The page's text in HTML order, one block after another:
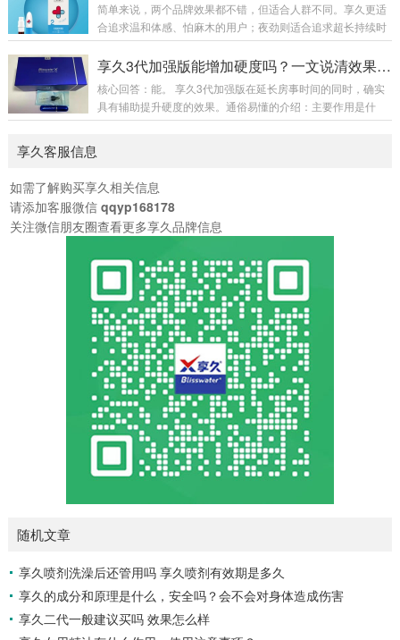
果。喷涂用量：常规单次喷涂 2 下，初次体质敏感者先用 1 下
试探。喷涂位置：对准龟头冠状沟部位均匀喷洒，避开尿道
到峰值。事前清洗：吸收完成后用清水...
简单来说，两个品牌效果都不错，但适合人群不同。享久更适
合追求温和体感、怕麻木的用户；夜劲则适合追求超长持续时
间、能接受稍强体感的用户。一、核心效果对比对比维度享久
夜劲主要成分丁香、达米阿那、人参、绿茶、淫羊藿等天然植
作用原理暂时降低龟头敏感度，同时添加增加快感的成分，实
现“一升一降”同样通过降低敏感度并增加快感成分来延长房事
享久3代加强版能增加硬度吗？一文说清效果与原理
核心回答：能。 享久3代加强版在延长房事时间的同时，确实
具有辅助提升硬度的效果。通俗易懂的介绍：主要作用是什
么？它是一款男性外用延时喷剂，核心功能是降低敏感度、延
藿、马鹿茸、人参等天然植物成分。这些成分在传统认知中
和勃起时的充盈感，从而在延时的基础上，让勃起状态更坚
挺、更有力。简单理解：它不只是让你“更持久”，还能让你在
过程中“状态更好”。使用感受如何？作为植物提取产品...
享久客服信息
如需了解购买享久相关信息
请添加客服微信 qqyp168178
关注微信朋友圈查看更多享久品牌信息
随机文章
享久喷剂洗澡后还管用吗 享久喷剂有效期是多久
享久的成分和原理是什么，安全吗？会不会对身体造成伤害
享久二代一般建议买吗 效果怎么样